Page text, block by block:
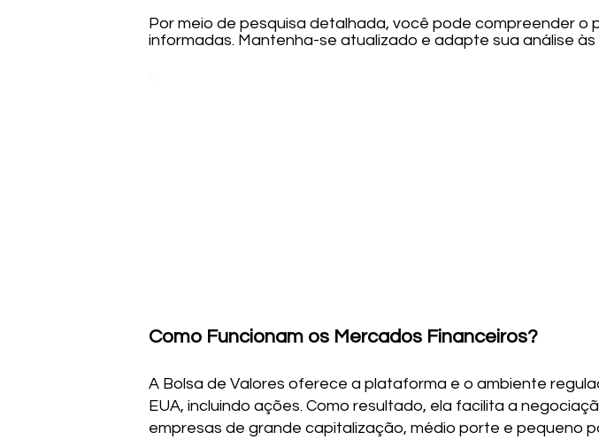
Por meio de pesquisa detalhada, você pode compreender
informadas. Mantenha-se atualizado e adapte sua análise
Como Funcionam os Mercados Financeiros?
A Bolsa de Valores oferece a plataforma e o ambiente
EUA, incluindo ações. Como resultado, ela facilita a
empresas de grande capitalização, médio porte e pequeno